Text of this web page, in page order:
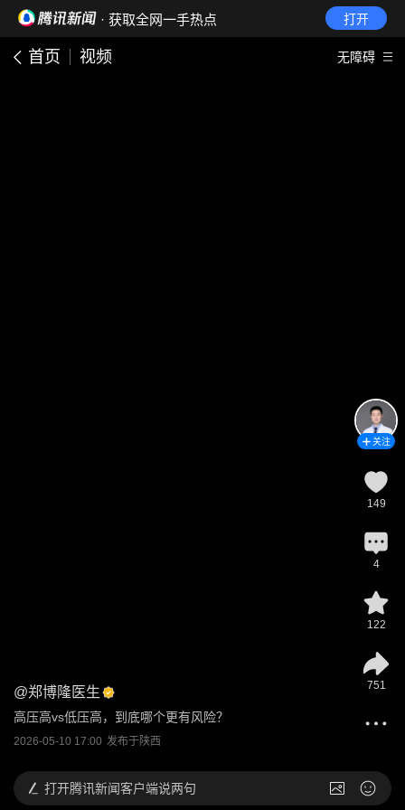
· 获取全网一手热点 打开
首页 视频 无障碍
@郑博隆医生
高压高vs低压高，到底哪个更有风险？
2026-05-10 17:00 发布于陕西
关注
149
4
122
751
打开腾讯新闻客户端说两句